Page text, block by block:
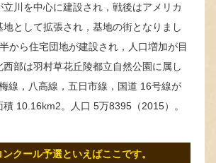
立川を中心に建設され，戦後はアメリカ
地として拡張され，基地の街となりまし
から住宅団地が建設され，人口増加が目
西部は羽村草花丘陵都立自然公園に属し
線，八高線，五日市線，国道 16号線が
10.16km2。人口 5万8395（2015）。
ンクール予選といえばここです。